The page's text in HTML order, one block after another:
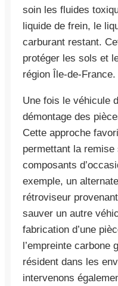
soin les fluides
liquide de frein, le
carburant restant.
protéger les sols et
région Île-de-France.
Une fois le véhicule
démontage des
Cette approche
permettant la
composants
exemple, un
rétroviseur
sauver un autre
fabrication d’une
l’empreinte carbone
résident dans les
intervenons